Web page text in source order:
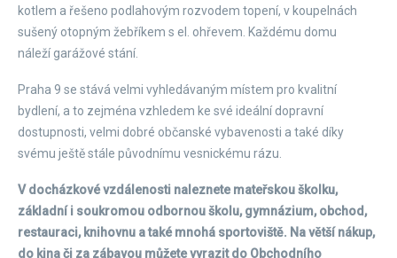
kotlem a řešeno podlahovým rozvodem topení, v koupelnách
sušený otopným žebříkem s el. ohřevem. Každému domu
náleží garážové stání.
Praha 9 se stává velmi vyhledávaným místem pro kvalitní
bydlení, a to zejména vzhledem ke své ideální dopravní
dostupnosti, velmi dobré občanské vybavenosti a také díky
svému ještě stále původnímu vesnickému rázu.
V docházkové vzdálenosti naleznete mateřskou školku,
základní i soukromou odbornou školu, gymnázium, obchod,
restauraci, knihovnu a také mnohá sportoviště. Na větší nákup,
do kina či za zábavou můžete vyrazit do Obchodního